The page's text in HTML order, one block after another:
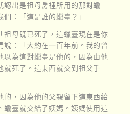
認出是祖母房裡所用的那對蠟
：「這是誰的蠟臺？」
祖母既已死了，這蠟臺現在是你
說：「大約在一百年前。我的曾
以為這對蠟臺是他的，因為由他
就死了。這東西就交到祖父手
的，因為他的父親留下這東西給
蠟臺就交給了姨媽。姨媽使用這